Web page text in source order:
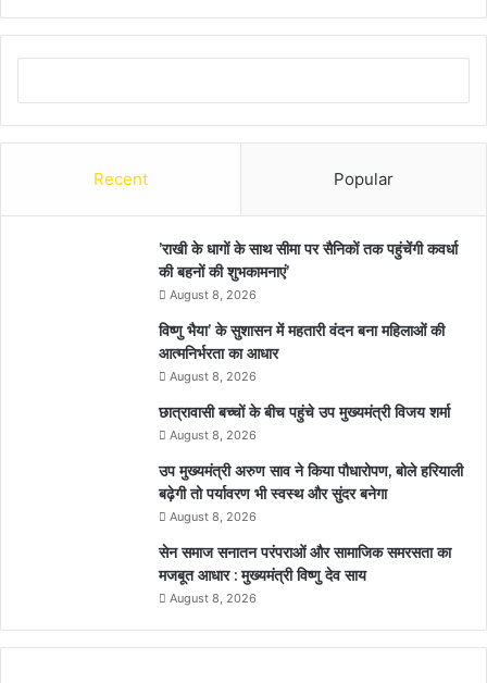
Recent Popular
’राखी के धागों के साथ सीमा पर सैनिकों तक पहुंचेंगी कवर्धा
की बहनों की शुभकामनाएं’
August 8, 2026
विष्णु भैया’ के सुशासन में महतारी वंदन बना महिलाओं की
आत्मनिर्भरता का आधार
August 8, 2026
छात्रावासी बच्चों के बीच पहुंचे उप मुख्यमंत्री विजय शर्मा
August 8, 2026
उप मुख्यमंत्री अरुण साव ने किया पौधारोपण, बोले हरियाली
बढ़ेगी तो पर्यावरण भी स्वस्थ और सुंदर बनेगा
August 8, 2026
सेन समाज सनातन परंपराओं और सामाजिक समरसता का
मजबूत आधार : मुख्यमंत्री विष्णु देव साय
August 8, 2026